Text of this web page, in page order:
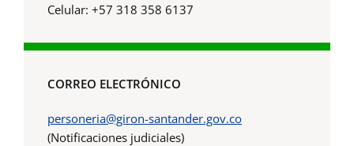
Celular: +57 318 358 6137
CORREO ELECTRÓNICO
personeria@giron-santander.gov.co
(Notificaciones judiciales)